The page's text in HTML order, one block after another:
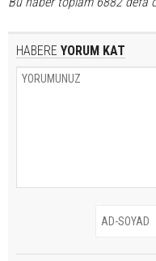
HABERE YORUM KAT